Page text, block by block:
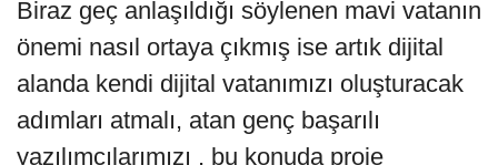
Biraz geç anlaşıldığı söylenen mavi vatanın
önemi nasıl ortaya çıkmış ise artık dijital
alanda kendi dijital vatanımızı oluşturacak
adımları atmalı, atan genç başarılı
yazılımcılarımızı , bu konuda proje